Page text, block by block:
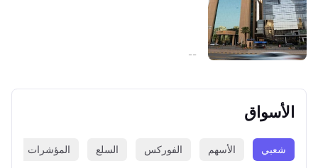
الأسواق
شعبي الأسهم الفوركس السلع المؤشرات
--